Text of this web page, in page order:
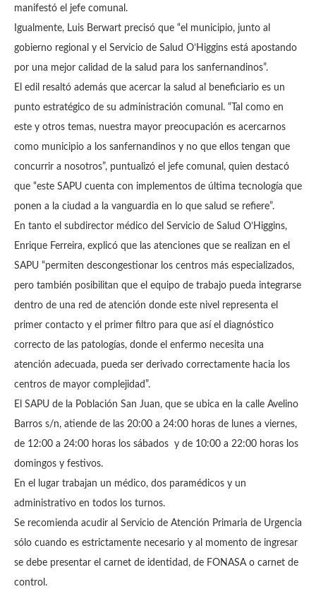
manifestó el jefe comunal.
Igualmente, Luis Berwart precisó que “el municipio, junto al
gobierno regional y el Servicio de Salud O’Higgins está apostando
por una mejor calidad de la salud para los sanfernandinos”.
El edil resaltó además que acercar la salud al beneficiario es un
punto estratégico de su administración comunal. “Tal como en
este y otros temas, nuestra mayor preocupación es acercarnos
como municipio a los sanfernandinos y no que ellos tengan que
concurrir a nosotros”, puntualizó el jefe comunal, quien destacó
que “este SAPU cuenta con implementos de última tecnología que
ponen a la ciudad a la vanguardia en lo que salud se refiere”.
En tanto el subdirector médico del Servicio de Salud O’Higgins,
Enrique Ferreira, explicó que las atenciones que se realizan en el
SAPU “permiten descongestionar los centros más especializados,
pero también posibilitan que el equipo de trabajo pueda integrarse
dentro de una red de atención donde este nivel representa el
primer contacto y el primer filtro para que así el diagnóstico
correcto de las patologías, donde el enfermo necesita una
atención adecuada, pueda ser derivado correctamente hacia los
centros de mayor complejidad”.
El SAPU de la Población San Juan, que se ubica en la calle Avelino
Barros s/n, atiende de las 20:00 a 24:00 horas de lunes a viernes,
de 12:00 a 24:00 horas los sábados y de 10:00 a 22:00 horas los
domingos y festivos.
En el lugar trabajan un médico, dos paramédicos y un
administrativo en todos los turnos.
Se recomienda acudir al Servicio de Atención Primaria de Urgencia
sólo cuando es estrictamente necesario y al momento de ingresar
se debe presentar el carnet de identidad, de FONASA o carnet de
control.